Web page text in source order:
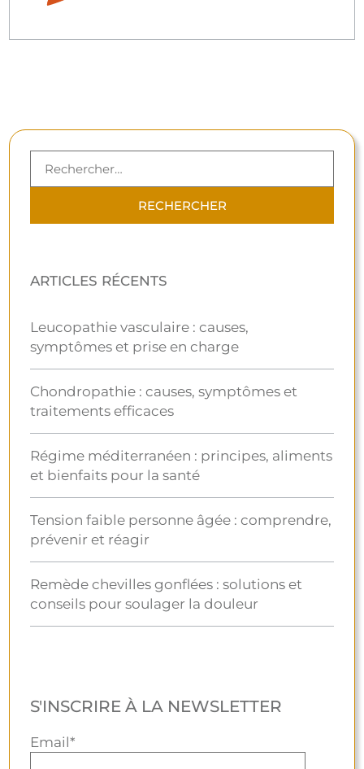
ARTICLES RÉCENTS
Leucopathie vasculaire : causes,
symptômes et prise en charge
Chondropathie : causes, symptômes et
traitements efficaces
Régime méditerranéen : principes, aliments
et bienfaits pour la santé
Tension faible personne âgée : comprendre,
prévenir et réagir
Remède chevilles gonflées : solutions et
conseils pour soulager la douleur
S'INSCRIRE À LA NEWSLETTER
Email*